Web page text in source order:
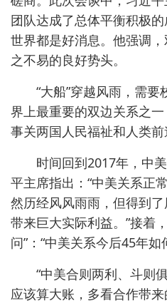
团队达成了总体平衡积极
世界都是好消息。他强调
之不易的良好势头。
“大船”穿越风雨，需要
界上最重要的双边关系之
事关两国人民福祉和人类前
时间回到2017年，中美
平主席指出：“中美关系正
然历经风风雨雨，但得到
带来巨大实际利益。”接着
问”：“中美关系今后45年如
“中美合则两利、斗则俱
应该算大账，多看合作带